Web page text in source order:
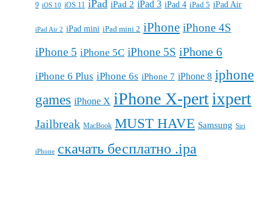
9 iOS 10 iOS 11 iPad iPad 2 iPad 3 iPad 4 iPad 5 iPad Air
iPad Air 2 iPad mini iPad mini 2 iPhone iPhone 4S
iPhone 5 iPhone 5C iPhone 5S iPhone 6
iPhone 6 Plus iPhone 6s iPhone 7 iPhone 8 iphone
games iPhone X iPhone X-pertixpert
Jailbreak MacBook MUST HAVE Samsung Siri
iPhone скачать бесплатно .ipa